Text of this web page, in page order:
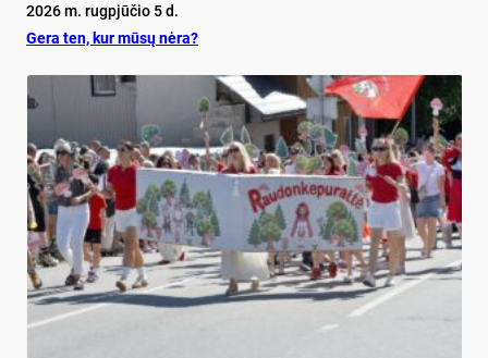
2026 m. rugpjūčio 5 d.
Ge­ra ten, kur mū­sų nė­ra?